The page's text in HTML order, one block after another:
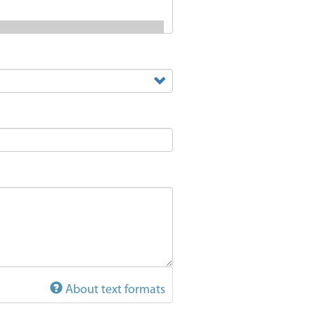
About text formats